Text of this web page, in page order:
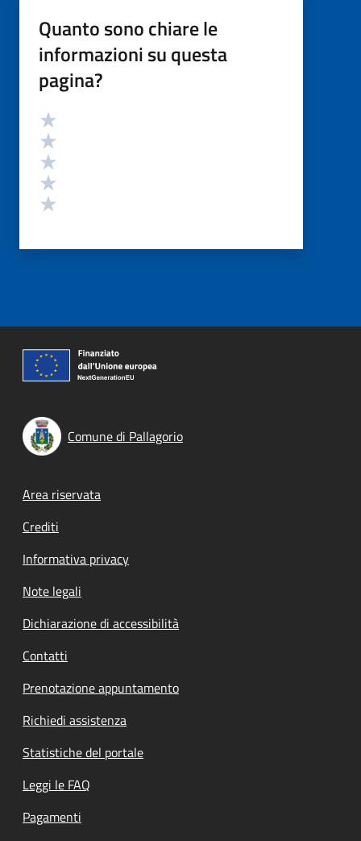
Quanto sono chiare le
informazioni su questa
pagina?
Valutazione
Comune di Pallagorio
Footer menu
Area riservata
Crediti
Informativa privacy
Note legali
Dichiarazione di accessibilità
Contatti
Prenotazione appuntamento
Richiedi assistenza
Statistiche del portale
Leggi le FAQ
Pagamenti